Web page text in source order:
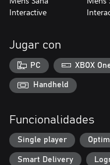
Interactive
Jugar con
PC XBOX
Handheld
Funcionalidades
Single player
Smart Delivery